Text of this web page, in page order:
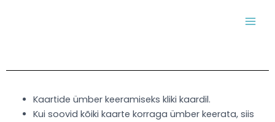
Kaartide ümber keeramiseks kliki kaardil.
Kui soovid kõiki kaarte korraga ümber keerata, siis